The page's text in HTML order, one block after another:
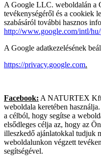
A Google LLC. weboldalán a
tevékenységéről és a cookiek
szabásáról további hasznos
http://www.google.com/intl/
A Google adatkezelésének
https://privacy.google.com.
Facebook: A NATURTEX
weboldala keretében
a célból, hogy segítse a
elsődleges célja az, hogy az
illeszkedő ajánlatokkal tudjuk
weboldalunkon végzett
segítségével.